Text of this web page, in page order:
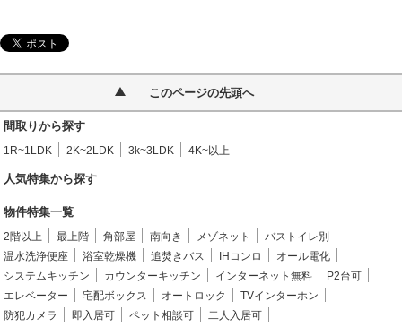
このページの先頭へ
間取りから探す
1R~1LDK 2K~2LDK 3k~3LDK 4K~以上
人気特集から探す
物件特集一覧
2階以上 最上階 角部屋 南向き メゾネット
バストイレ別
温水洗浄便座
浴室乾燥機 追焚きバス IHコンロ
オール電化
システムキッチン
カウンターキッチン インターネット無料
P2台可
エレベーター
宅配ボックス オートロック
TVインターホン
防犯カメラ
即入居可 ペット相談可
二人入居可